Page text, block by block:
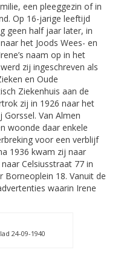
een pleeggezin of in
Op 16-jarige leeftijd
geen half jaar later, in
het Joods Wees- en
naam op in het
zij ingeschreven als
en Oude
Ziekenhuis aan de
zij in 1926 naar het
Gorssel. Van Almen
woonde daar enkele
voor een verblijf
1936 kwam zij naar
Celsiusstraat 77 in
Borneoplein 18. Vanuit de
waarin Irene
24-09-1940